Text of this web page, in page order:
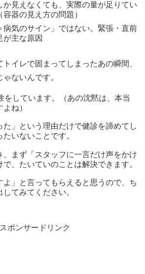
か見えなくても、実際の量が足りてい
器の見え方の問題）
病気のサイン」ではない。緊張・直前
が主な原因
イレで固まってしまったあの瞬間、
ないんです。
をしています。（あの沈黙は、本当
ね）
た」という理由だけで健診を諦めてし
いないことです。
、まず「スタッフに一言だけ声をかけ
、たいていのことは解決できます。
よ」と言ってもらえると思うので、ち
てみてください。
スポンサードリンク